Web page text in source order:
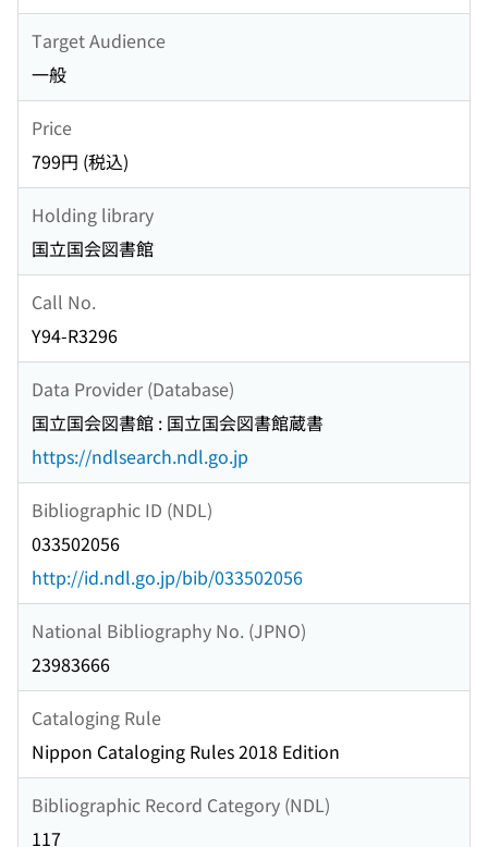
Target Audience
一般
Price
799円 (税込)
Holding library
国立国会図書館
Call No.
Y94-R3296
Data Provider (Database)
国立国会図書館 : 国立国会図書館蔵書
https://ndlsearch.ndl.go.jp
Bibliographic ID (NDL)
033502056
http://id.ndl.go.jp/bib/033502056
National Bibliography No. (JPNO)
23983666
Cataloging Rule
Nippon Cataloging Rules 2018 Edition
Bibliographic Record Category (NDL)
117